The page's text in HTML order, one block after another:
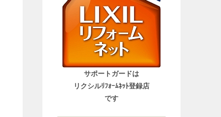
サポートガードは
リクシルﾘﾌｫｰﾑﾈｯﾄ登録店
です